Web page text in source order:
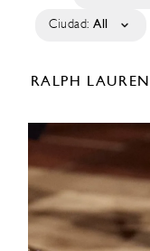
Ciudad: All
RALPH LAUREN